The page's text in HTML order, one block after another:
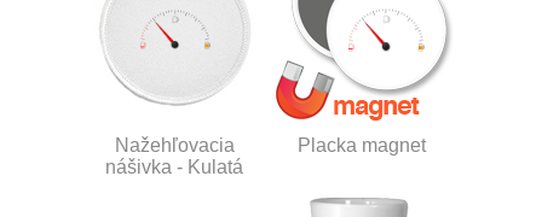
Nažehľovacia
nášivka - Kulatá
Placka magnet